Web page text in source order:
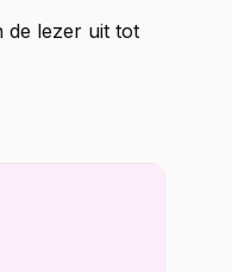
de lezer uit tot